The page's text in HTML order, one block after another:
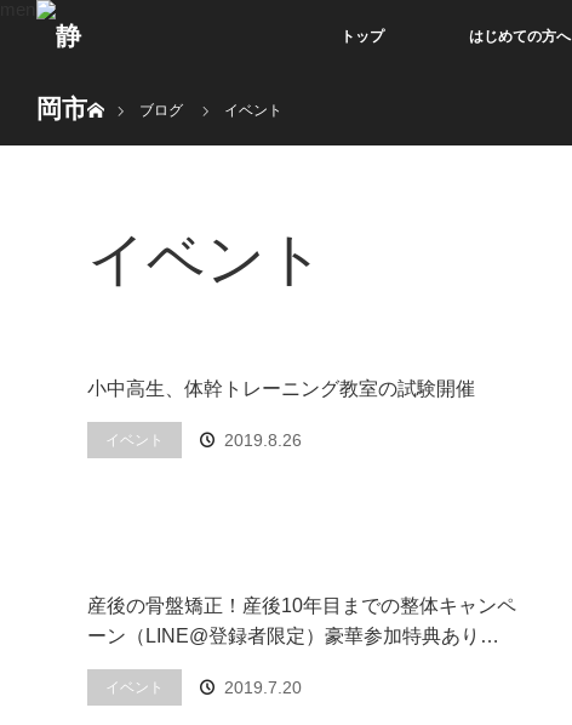
menu
トップ はじめての方へ
ブログ
イベント
イベント
小中高生、体幹トレーニング教室の試験開催
イベント 2019.8.26
産後の骨盤矯正！産後10年目までの整体キャンペ
ーン（LINE@登録者限定）豪華参加特典あり…
イベント 2019.7.20